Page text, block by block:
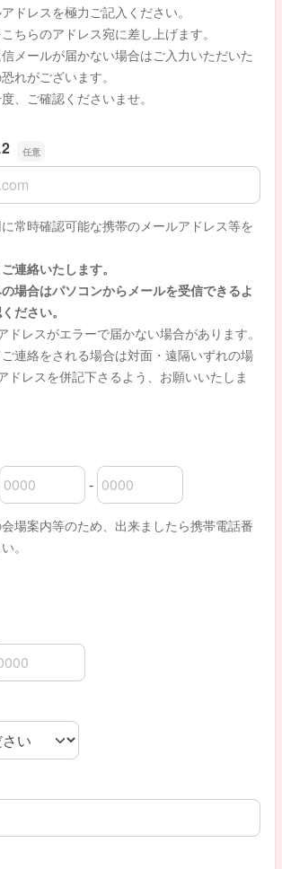
ドレスを極力ご記入ください。
ちらのアドレス宛に差し上げます。
メールが届かない場合はご入力いただいた
れがございます。
、ご確認くださいませ。
常時確認可能な携帯のメールアドレス等を
連絡いたします。
場合はパソコンからメールを受信できるよ
ださい。
ドレスがエラーで届かない場合があります。
連絡をされる場合は対面・遠隔いずれの場
ドレスを併記下さるよう、お願いいたしま
番
番 -
番号
場案内等のため、出来ましたら携帯電話番
。